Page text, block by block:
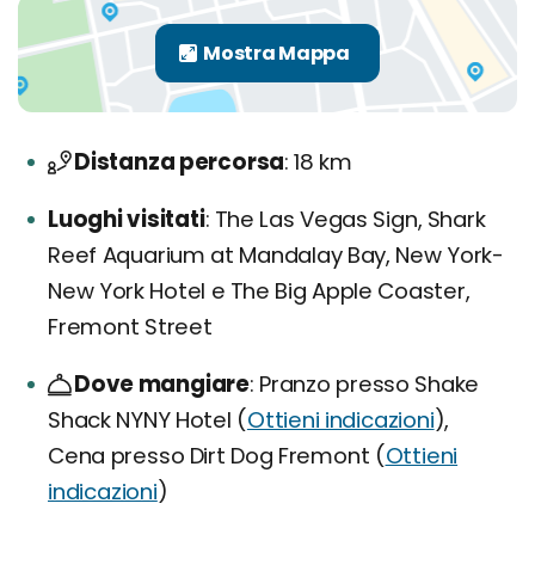
Distanza percorsa 18 km
Luoghi visitati The Las Vegas Sign, Shark
Reef Aquarium at Mandalay Bay, New York-
New York Hotel e The Big Apple Coaster,
Fremont Street
Dove mangiare Pranzo presso Shake
Shack NYNY Hotel (Ottieni indicazioni),
Cena presso Dirt Dog Fremont (Ottieni
indicazioni)